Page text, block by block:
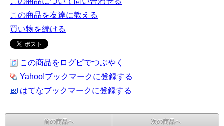
この商品を友達に教える
買い物を続ける
この商品をログピでつぶやく
Yahoo!ブックマークに登録する
はてなブックマークに登録する
前の商品へ 次の商品へ